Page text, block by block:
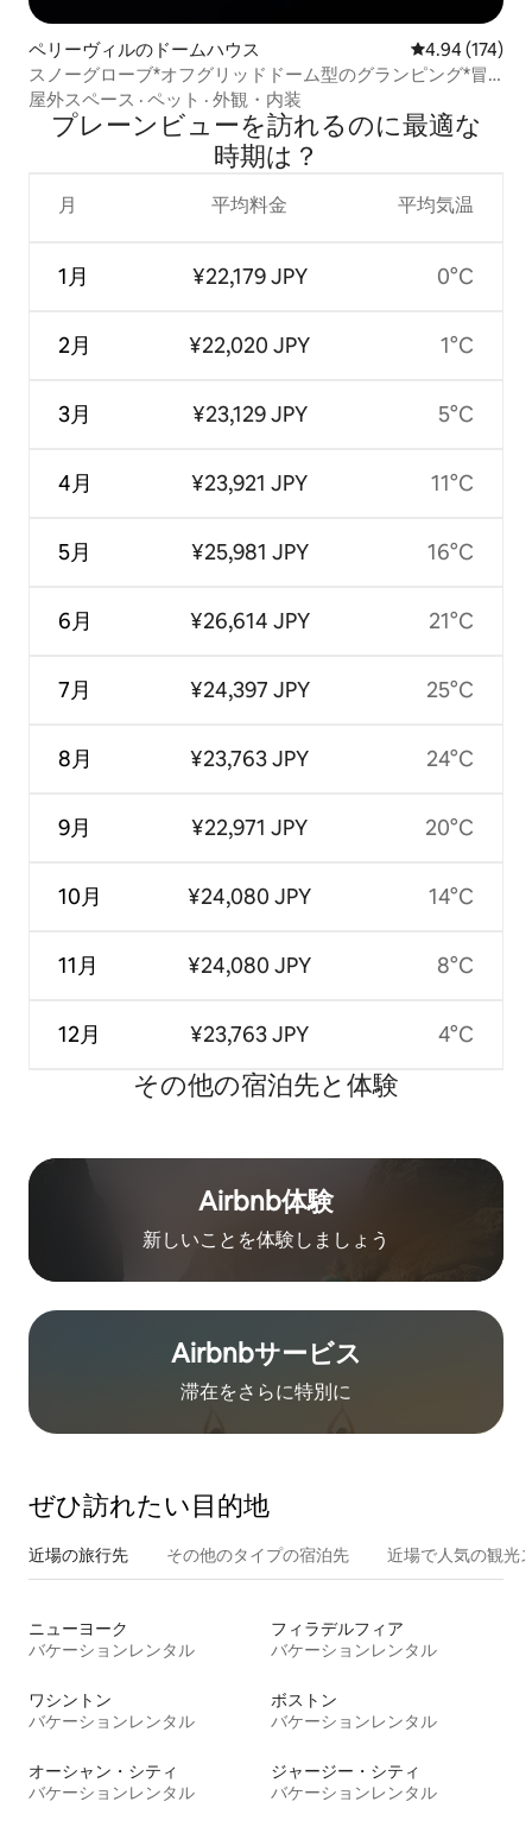
ペリーヴィルのドームハウス レビュー174
4.94 (174)
スノーグローブ*オフグリッドドーム型のグランピング*冒
険者のみ
屋外スペース · ペット · 外観・内装
プレーンビューを訪⁠れ⁠るの⁠に最⁠適⁠な
時⁠期⁠は⁠？
月
1月
2月
3月
4月
5月
6月
7月
8月
9月
10月
11月
12月
平均料金
¥22,179 JPY
¥22,020 JPY
¥23,129 JPY
¥23,921 JPY
¥25,981 JPY
¥26,614 JPY
¥24,397 JPY
¥23,763 JPY
¥22,971 JPY
¥24,080 JPY
¥24,080 JPY
¥23,763 JPY
平均気温
0°C
1°C
5°C
11°C
16°C
21°C
25°C
24°C
20°C
14°C
8°C
4°C
その他の宿⁠泊⁠先と体⁠験
Airbnb体験
新しいことを体験しましょう
Airbnb⁠サ⁠ー⁠ビ⁠ス
滞在をさ⁠ら⁠に特⁠別⁠に
ぜひ訪⁠れ⁠た⁠い目⁠的⁠地
近場の旅行先 その他のタ⁠イ⁠プ⁠の宿⁠泊⁠先 近場で人気の観光
ニューヨーク
バケーションレンタル
フィラデルフィア
バケーションレンタル
ワシントン
バケーションレンタル
ボストン
バケーションレンタル
オーシャン・シティ
バケーションレンタル
ジャージー・シティ
バケーションレンタル